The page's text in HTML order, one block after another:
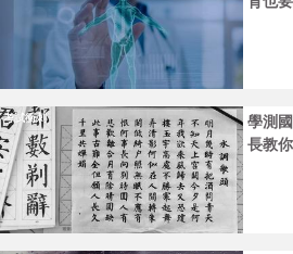
考試衝刺
學測
長教